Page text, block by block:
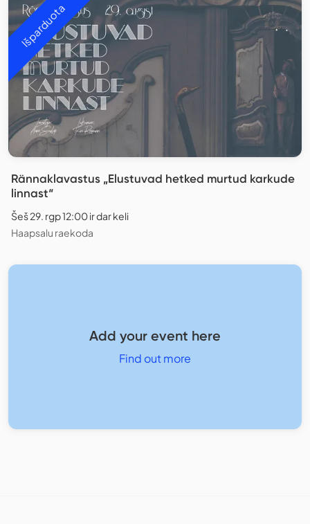
Išparduota
Rännaklavastus „Elustuvad hetked murtud karkude
linnast“
Šeš 29. rgp 12:00 ir dar keli
Haapsalu raekoda
Add your event here
Find out more